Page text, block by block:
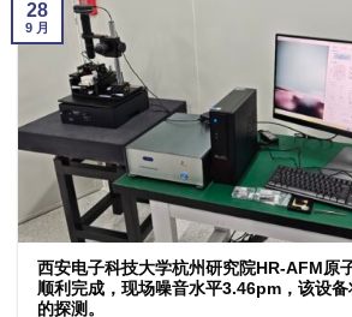
西安电子科技大学杭州研究院HR-AFM原
顺利完成，现场噪音水平3.46pm，该设
的探测。
28
9 月